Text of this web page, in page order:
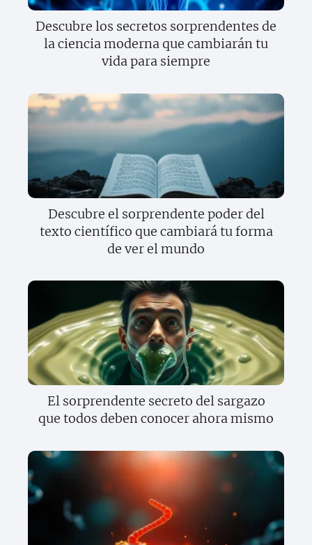
Descubre los secretos sorprendentes de
la ciencia moderna que cambiarán tu
vida para siempre
Descubre el sorprendente poder del
texto científico que cambiará tu forma
de ver el mundo
El sorprendente secreto del sargazo
que todos deben conocer ahora mismo